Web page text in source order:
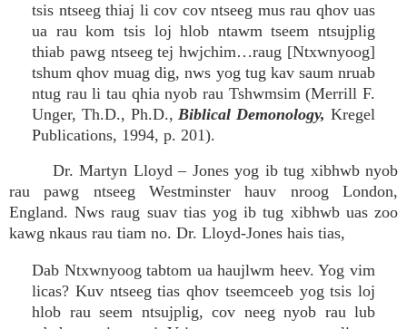
tsis ntseeg thiaj li cov cov ntseeg mus rau qhov uas
ua rau kom tsis loj hlob ntawm tseem ntsujplig
thiab pawg ntseeg tej hwjchim…raug [Ntxwnyoog]
tshum qhov muag dig, nws yog tug kav saum nruab
ntug rau li tau qhia nyob rau Tshwmsim (Merrill F.
Unger, Th.D., Ph.D.,Biblical Demonology, Kregel
Publications, 1994, p. 201).
Dr. Martyn Lloyd – Jones yog ib tug xibhwb nyob
rau pawg ntseeg Westminster hauv nroog London,
England. Nws raug suav tias yog ib tug xibhwb uas zoo
kawg nkaus rau tiam no. Dr. Lloyd-Jones hais tias,
Dab Ntxwnyoog tabtom ua haujlwm heev. Yog vim
licas? Kuv ntseeg tias qhov tseemceeb yog tsis loj
hlob rau seem ntsujplig, cov neeg nyob rau lub